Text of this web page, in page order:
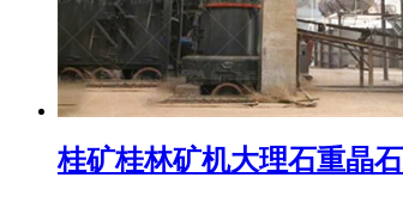
桂矿桂林矿机大理石重晶